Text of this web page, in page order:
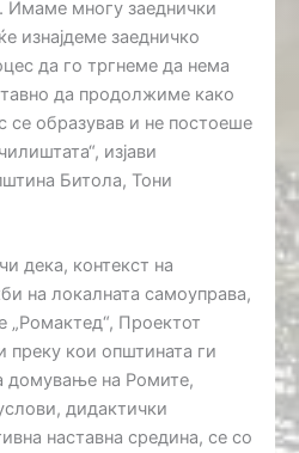
Имаме многу заеднички
изнајдеме заедничко
да го тргнеме да нема
да продолжиме како
се образував и не постоеше
изјави
Битола, Тони
дека, контекст на
на локалната самоуправа,
„Ромактед“, Проектот
преку кои општината ги
домување на Ромите,
дидактички
наставна средина, се со